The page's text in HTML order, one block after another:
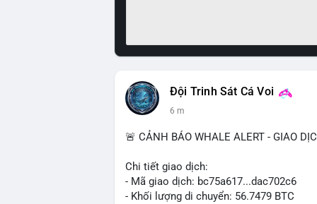
Đội Trinh Sát Cá Voi
6 m
🚨 CẢNH BÁO WHALE ALERT - GIAO
Chi tiết giao dịch:
- Mã giao dịch: bc75a617...dac702c6
- Khối lượng di chuyển: 56.7479 BTC